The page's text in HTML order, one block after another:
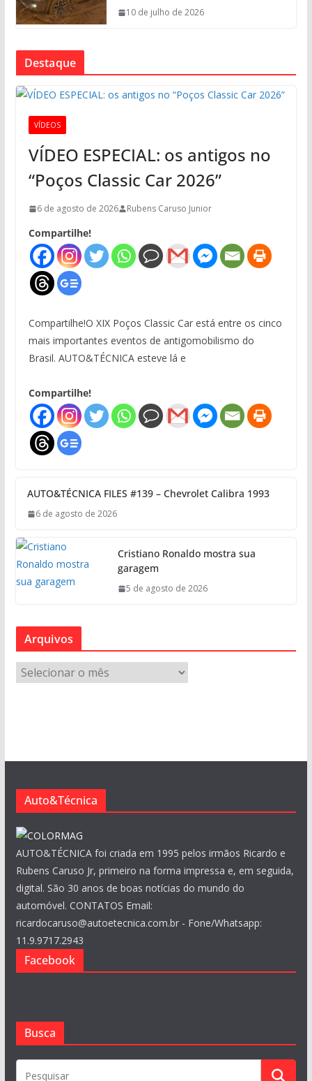
10 de julho de 2026
Destaque
VÍDEOS
VÍDEO ESPECIAL: os antigos no
“Poços Classic Car 2026”
6 de agosto de 2026 Rubens Caruso Junior
Compartilhe!
Compartilhe!O XIX Poços Classic Car está entre os cinco
mais importantes eventos de antigomobilismo do
Brasil. AUTO&TÉCNICA esteve lá e
Compartilhe!
AUTO&TÉCNICA FILES #139 – Chevrolet Calibra 1993
6 de agosto de 2026
Cristiano Ronaldo mostra sua
garagem
5 de agosto de 2026
Arquivos
s
Auto&Técnica
AUTO&TÉCNICA foi criada em 1995 pelos irmãos Ricardo e
Rubens Caruso Jr, primeiro na forma impressa e, em seguida,
digital. São 30 anos de boas notícias do mundo do
automóvel. CONTATOS Email:
ricardocaruso@autoetecnica.com.br - Fone/Whatsapp:
11.9.9717.2943
Facebook
Busca